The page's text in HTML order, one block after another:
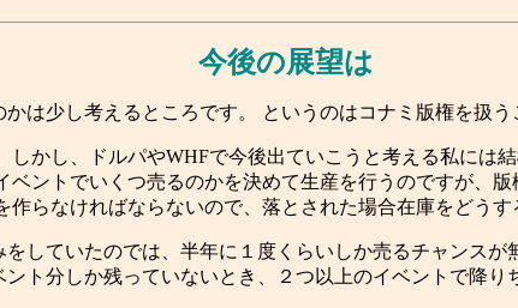
今後の展望は
は少し考えるところです。 というのはコナミ版権を扱う
かし、ドルパやWHFで今後出ていこうと考える私には
ントでいくつ売るのかを決めて生産を行うのですが、
らなければならないので、落とされた場合在庫をどうす
していたのでは、半年に１度くらいしか売るチャンス
ト分しか残っていないとき、２つ以上のイベントで降り